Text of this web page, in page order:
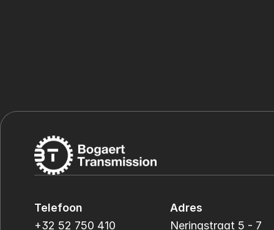
Telefoon
+32 52 750 410
Adres
Neringstraat 5 - 7